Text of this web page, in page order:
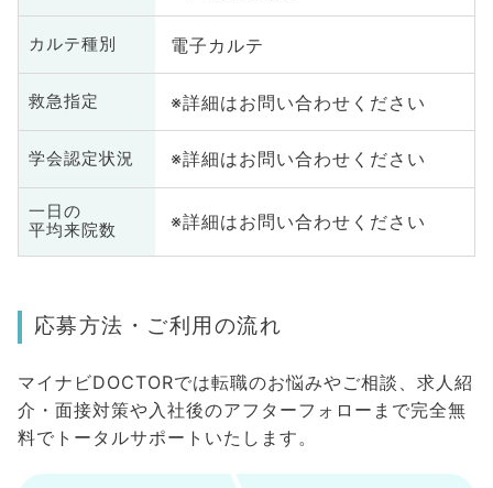
カルテ種別 電子カルテ
救急指定 ※詳細はお問い合わせください
学会認定状況 ※詳細はお問い合わせください
一日の
平均来院数
※詳細はお問い合わせください
応募方法・ご利用の流れ
マイナビDOCTORでは転職のお悩みやご相談、求人紹
介・面接対策や入社後のアフターフォローまで完全無
料でトータルサポートいたします。